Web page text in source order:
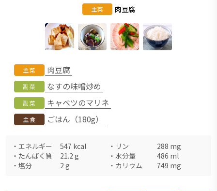
主菜 肉豆腐
主菜 肉豆腐
副菜 なすの味噌炒め
副菜 キャベツのマリネ
主食 ごはん（180g）
・ エネルギー 547 kcal ・ リン 288 mg
・ たんぱく質 21.2 g ・ 水分量 486 ml
・ 塩分 2 g ・ カリウム 749 mg